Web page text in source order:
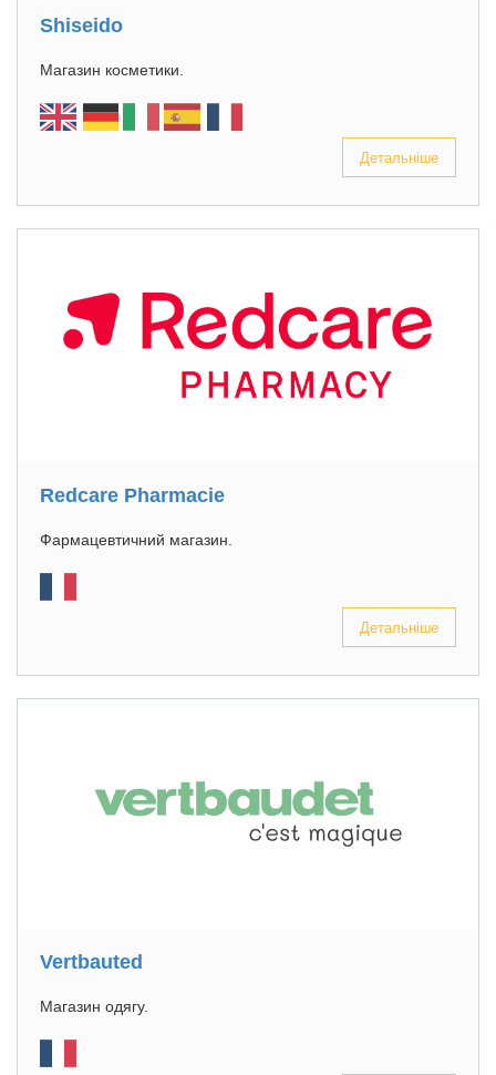
Shiseido
Магазин косметики.
Детальніше
Redcare Pharmacie
Фармацевтичний магазин.
Детальніше
Vertbauted
Магазин одягу.